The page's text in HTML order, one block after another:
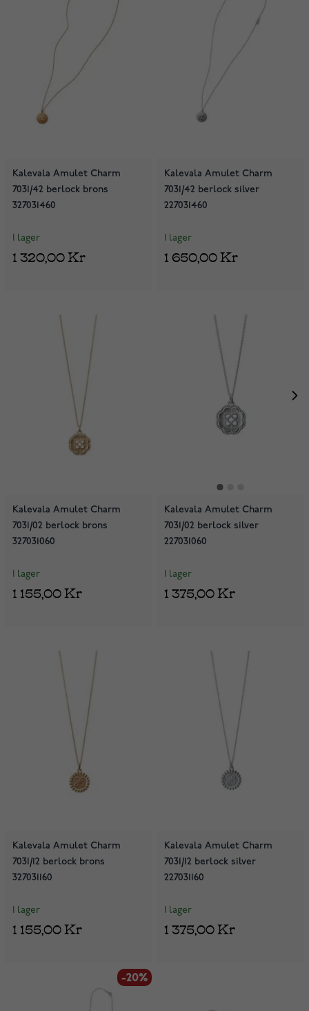
Kalevala Amulet Charm
7031/42 berlock brons
327031460
I lager
1 320,00 Kr
Kalevala Amulet Charm
7031/42 berlock silver
227031460
I lager
1 650,00 Kr
Kalevala Amulet Charm
7031/02 berlock brons
327031060
I lager
1 155,00 Kr
Kalevala Amulet Charm
7031/02 berlock silver
227031060
I lager
1 375,00 Kr
Kalevala Amulet Charm
7031/12 berlock brons
327031160
I lager
1 155,00 Kr
Kalevala Amulet Charm
7031/12 berlock silver
227031160
I lager
1 375,00 Kr
-20%